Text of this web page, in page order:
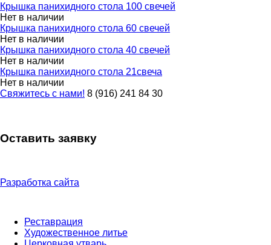
Крышка панихидного стола 100 свечей
Нет в наличии
Крышка панихидного стола 60 свечей
Нет в наличии
Крышка панихидного стола 40 свечей
Нет в наличии
Крышка панихидного стола 21свеча
Нет в наличии
Свяжитесь с нами! 8 (916) 241 84 30
Оставить заявку
Разработка сайта
Реставрация
Художественное литье